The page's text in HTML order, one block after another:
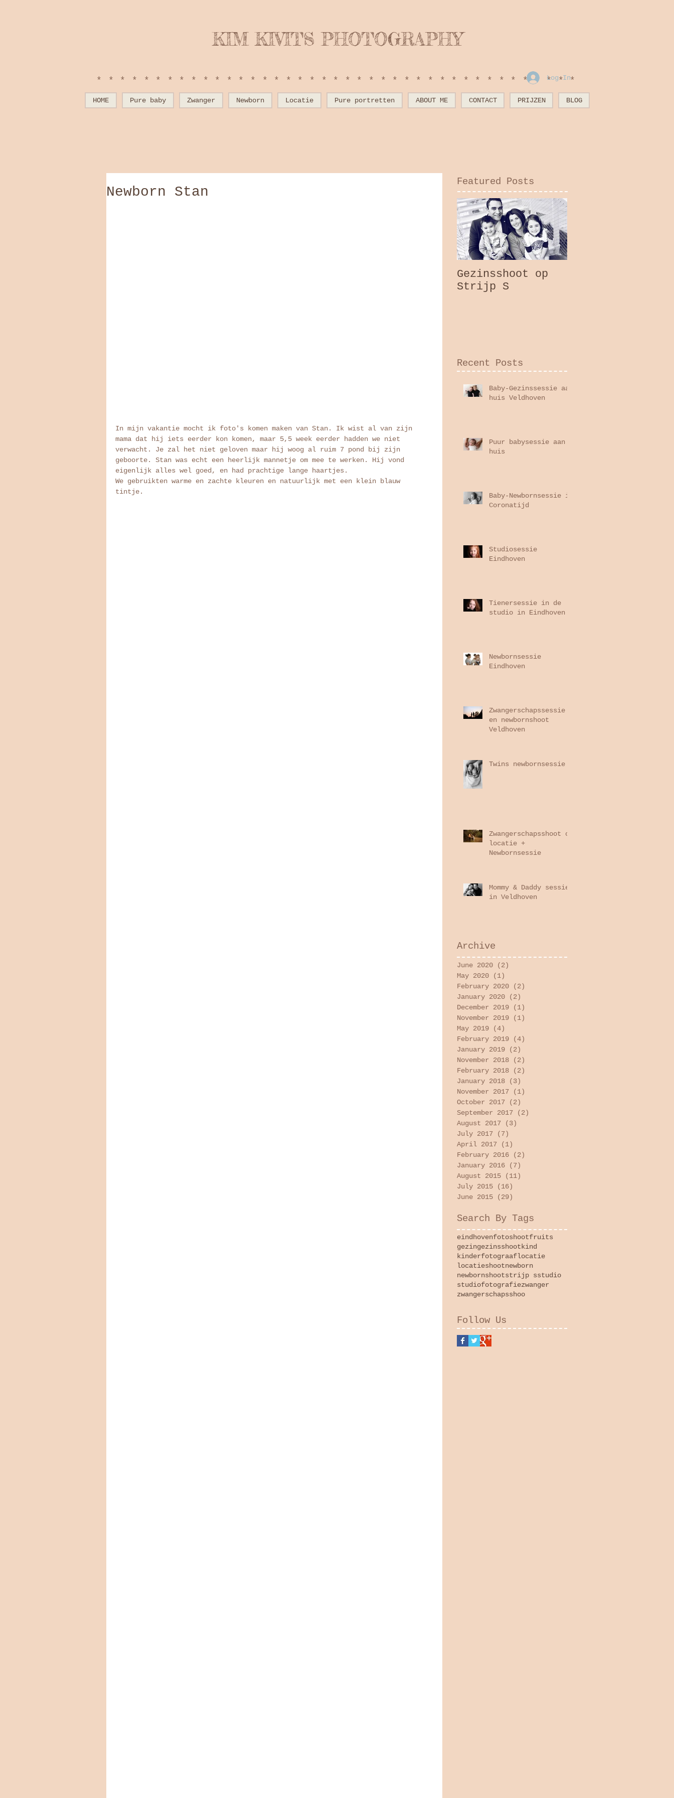
KIM KIVITS PHOTOGRAPHY
*****************************************
Log In
HOME Pure baby Zwanger Newborn Locatie Pure portretten ABOUT ME CONTACT PRIJZEN BLOG
Newborn Stan
In mijn vakantie mocht ik foto's komen maken van Stan. Ik wist al van zijn
mama dat hij iets eerder kon komen, maar 5,5 week eerder hadden we niet
verwacht. Je zal het niet geloven maar hij woog al ruim 7 pond bij zijn
geboorte. Stan was echt een heerlijk mannetje om mee te werken. Hij vond
eigenlijk alles wel goed, en had prachtige lange haartjes.
We gebruikten warme en zachte kleuren en natuurlijk met een klein blauw
tintje.
Featured Posts
Gezinsshoot op
Strijp S
Recent Posts
Baby-Gezinssessie aan
huis Veldhoven
Puur babysessie aan
huis
Baby-Newbornsessie in
Coronatijd
Studiosessie
Eindhoven
Tienersessie in de
studio in Eindhoven
Newbornsessie
Eindhoven
Zwangerschapssessie
en newbornshoot
Veldhoven
Twins newbornsessie
Zwangerschapsshoot op
locatie +
Newbornsessie
Mommy & Daddy sessie
in Veldhoven
Archive
June 2020 (2)
May 2020
(1)
February 2020
(2)
January 2020
(2)
December 2019
(1)
November 2019
(1)
May 2019
(4)
February 2019
(4)
January 2019
(2)
November 2018
(2)
February 2018
(2)
January 2018
(3)
November 2017
(1)
October 2017
(2)
September 2017
(2)
August 2017
(3)
July 2017
(7)
April 2017
(1)
February 2016
(2)
January 2016
(7)
August 2015
(11)
July 2015
(16)
June 2015
(29)
Search By Tags
eindhovenfotoshootfruits
gezingezinsshoot kind
kinderfotograaflocatie
locatieshootnewborn
newbornshootstrijp sstudio
studiofotografiezwanger
zwangerschapsshoo
Follow Us